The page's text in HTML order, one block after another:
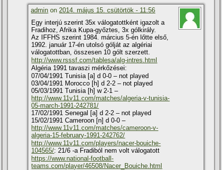
admin on2014. május 15. csütörtök - 11:56
Egy interjú szerint 35x válogatottként igazolt a
Fradihoz, Afrika Kupa-győztes, 3x gólkirály.
Az IFFHS szerint 1984. március 5-én lőtte első,
1992. január 17-én utolsó gólját az algériai
válogatottban, összesen 10 gólt szerzett.
http://www.rsssf.com/tablesa/alg-intres.html
Algéria 1991 tavaszi mérkőzései:
07/04/1991 Tunisia [a] d 0-0 – not played
03/04/1991 Morocco [h] d 2-2 – not played
05/03/1991 Tunisia [h] w 2-1 –
http://www.11v11.com/matches/algeria-v-tunisia-
05-march-1991-242781/
17/02/1991 Senegal [a] d 2-2 – not played
15/02/1991 Cameroon [n] d 0-0 –
http://www.11v11.com/matches/cameroon-v-
algeria-15-february-1991-242762/
http://www.11v11.com/players/nacer-bouiche-
104565/: 21/6 -a Fradiból nem volt válogatott
https://www.national-football-
teams.com/player/46508/Nacer_Bouiche.html